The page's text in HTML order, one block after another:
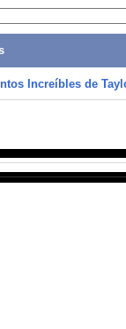
Increíbles de